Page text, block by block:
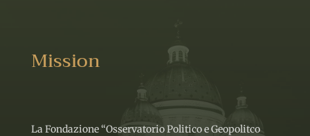
Mission
La Fondazione “Osservatorio Politico e Geopolitco